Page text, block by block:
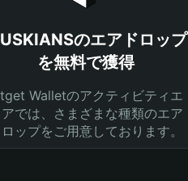
のエアドロップ
を無料で獲得
Walletのアクティビティエ
アでは、さまざまな種類のエア
ロップをご用意しております。